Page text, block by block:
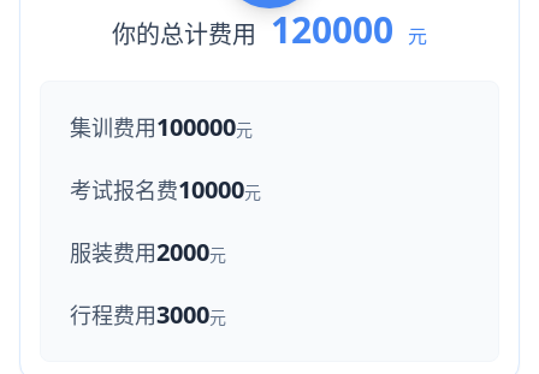
你的总计费用 120000 元
集训费用100000元
考试报名费10000元
服装费用2000元
行程费用3000元